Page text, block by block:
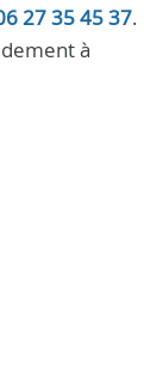
27 35 45 37.
à